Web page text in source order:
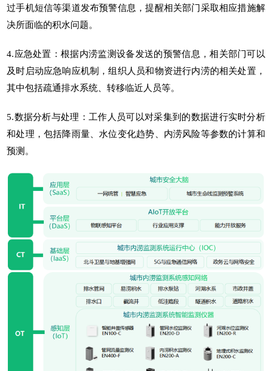
过手机短信等渠道发布预警信息，提醒相关部门采取相应措施解
决所面临的积水问题。
4.应急处置：根据内涝监测设备发送的预警信息，相关部门可以
及时启动应急响应机制，组织人员和物资进行内涝的相关处置，
其中包括疏通排水系统、转移临近人员等。
5.数据分析与处理：工作人员可以对采集到的数据进行实时分析
和处理，包括降雨量、水位变化趋势、内涝风险等参数的计算和
预测。